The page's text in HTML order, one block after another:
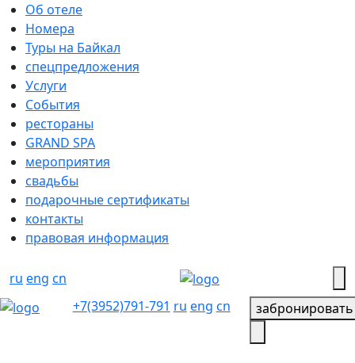
Об отеле
Номера
Туры на Байкал
спецпредложения
Услуги
События
рестораны
GRAND SPA
мероприятия
свадьбы
подарочные сертификаты
контакты
правовая информация
ru eng cn
+7(3952)791-791 ru eng cn забронировать